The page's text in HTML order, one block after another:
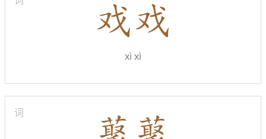
xì xì
词